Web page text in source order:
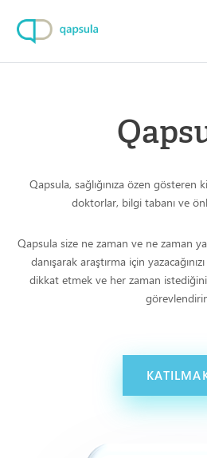
Qapsula, sağlığınıza özen gösteren
doktorlar, bilgi tabanı ve
Qapsula size ne zaman ve ne zaman
danışarak araştırma için
dikkat etmek ve her zaman